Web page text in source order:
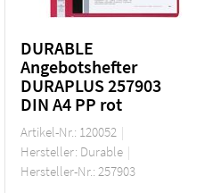
DURABLE
Angebotshefter
DURAPLUS 257903
DIN A4 PP rot
Artikel-Nr.: 120052
Hersteller: Durable
Hersteller-Nr.: 257903